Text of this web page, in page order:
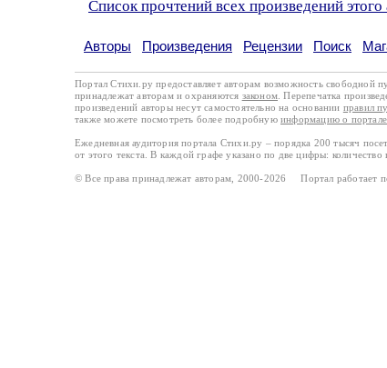
Список прочтений всех произведений этого
Авторы Произведения Рецензии Поиск
Портал Стихи.ру предоставляет авторам возможность свободной
принадлежат авторам и охраняются законом . Перепечатка
произведений авторы несут самостоятельно на основании правил
также можете посмотреть более подробную информацию о портале
Ежедневная аудитория портала Стихи.ру – порядка 200 тысяч
от этого текста. В каждой графе указано по две цифры: количество
© Все права принадлежат авторам, 2000-2026 Портал работает